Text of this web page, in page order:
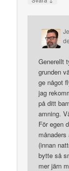
Generellt
grunden
ge något
jag
på ditt
amning.
För egen
(innan
bytte så
mer järn